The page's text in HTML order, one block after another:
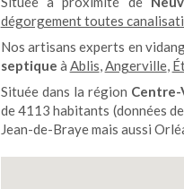
dégorgement toutes
Nos artisans experts en
septique à Ablis,Angerville,
Située dans la région Centre-
de 4113 habitants (données
Jean-de-Braye mais aussi